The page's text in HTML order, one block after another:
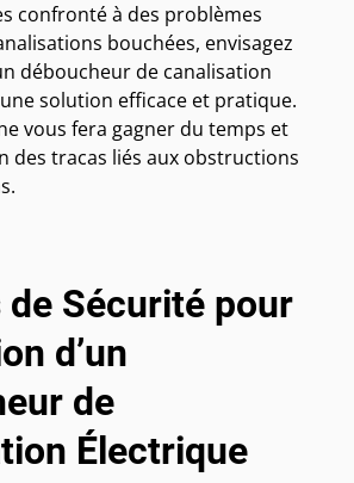
confronté à des problèmes
bouchées, envisagez
déboucheur de canalisation
solution efficace et pratique.
vous fera gagner du temps et
des tracas liés aux obstructions
de Sécurité pour
d’un
de
Électrique